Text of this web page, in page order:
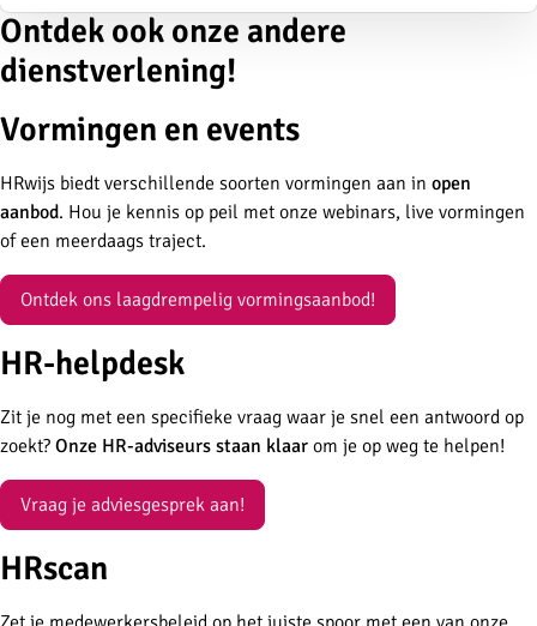
Ontdek ook onze andere
dienstverlening!
Vormingen en events
HRwijs biedt verschillende soorten vormingen aan in open
aanbod. Hou je kennis op peil met onze webinars, live vormingen
of een meerdaags traject.
Ontdek ons laagdrempelig vormingsaanbod!
HR-helpdesk
Zit je nog met een specifieke vraag waar je snel een antwoord op
zoekt? Onze HR-adviseurs staan klaar om je op weg te helpen!
Vraag je adviesgesprek aan!
HRscan